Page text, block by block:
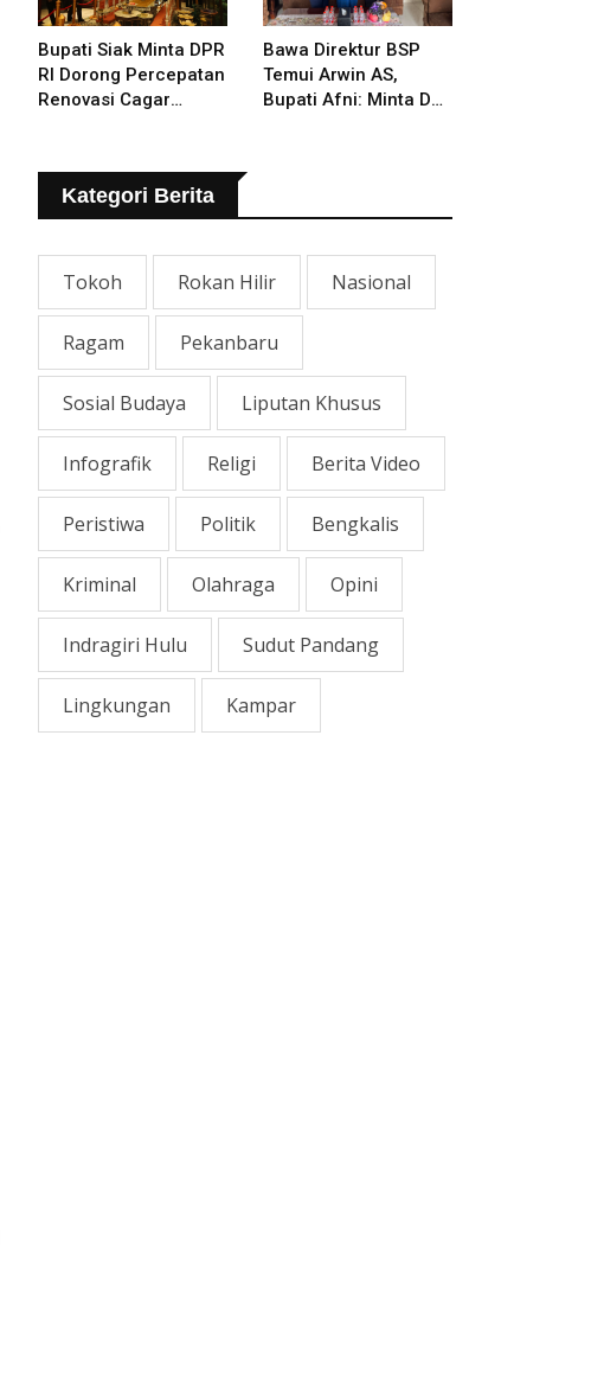
Bupati Siak Minta DPR
RI Dorong Percepatan
Renovasi Cagar
Bawa Direktur BSP
Temui Arwin AS,
Bupati Afni: Minta Doa
Kategori Berita
Tokoh Rokan Hilir Nasional
Ragam Pekanbaru
Sosial Budaya Liputan Khusus
Infografik Religi Berita Video
Peristiwa Politik Bengkalis
Kriminal Olahraga Opini
Indragiri Hulu Sudut Pandang
Lingkungan Kampar